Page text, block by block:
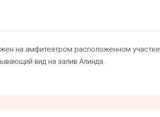
на амфитеатром расположенном участке
вид на залив Алинда.